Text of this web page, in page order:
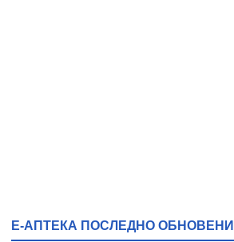
Е-АПТЕКА ПОСЛЕДНО ОБНОВЕНИ